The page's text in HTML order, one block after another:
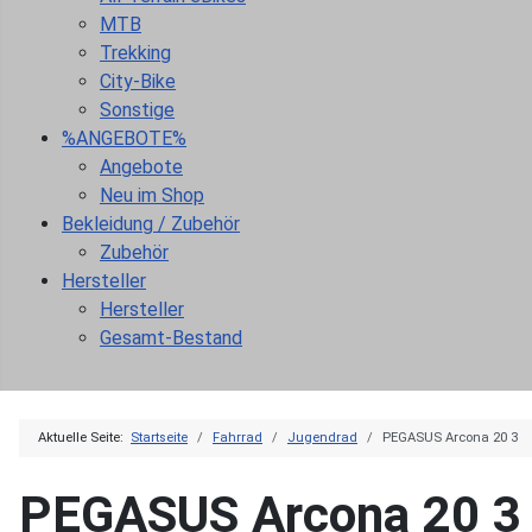
MTB
Trekking
City-Bike
Sonstige
%ANGEBOTE%
Angebote
Neu im Shop
Bekleidung / Zubehör
Zubehör
Hersteller
Hersteller
Gesamt-Bestand
Aktuelle Seite: Startseite Fahrrad Jugendrad PEGASUS Arcona 20 3
PEGASUS Arcona 20 3